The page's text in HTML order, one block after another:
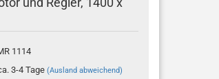
1114
3-4 Tage (Ausland abweichend)